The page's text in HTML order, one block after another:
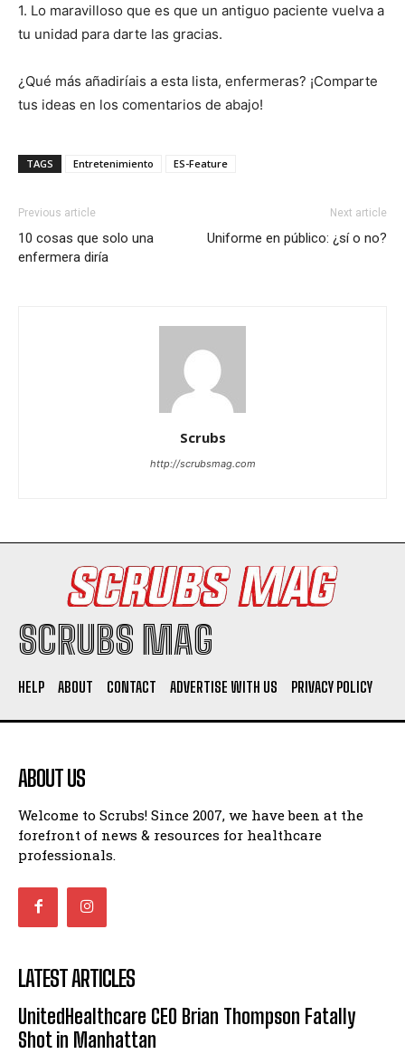
1. Lo maravilloso que es que un antiguo paciente vuelva a
tu unidad para darte las gracias.
¿Qué más añadiríais a esta lista, enfermeras? ¡Comparte
tus ideas en los comentarios de abajo!
TAGS Entretenimiento ES-Feature
Previous article
10 cosas que solo una
enfermera diría
Next article
Uniforme en público: ¿sí o no?
Scrubs
http://scrubsmag.com
SCRUBS MAG
HELP ABOUT CONTACT ADVERTISE WITH US PRIVACY POLICY
ABOUT US
Welcome to Scrubs! Since 2007, we have been at the
forefront of news & resources for healthcare
professionals.
LATEST ARTICLES
UnitedHealthcare CEO Brian Thompson Fatally
Shot in Manhattan